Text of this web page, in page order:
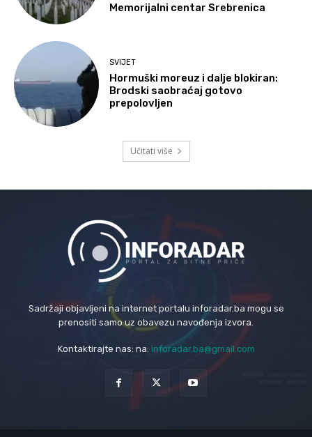
Memorijalni centar Srebrenica
SVIJET
Hormuški moreuz i dalje blokiran:
Brodski saobraćaj gotovo
prepolovljen
Učitati više
Sadržaji objavljeni na internet portalu inforadar.ba mogu se
prenositi samo uz obavezu navođenja izvora.
Kontaktirajte nas: na: inforadar.ba@gmail.com